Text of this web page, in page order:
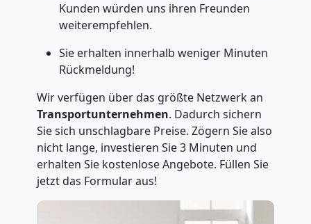
Kunden würden uns ihren Freunden
weiterempfehlen.
Sie erhalten innerhalb weniger Minuten
Rückmeldung!
Wir verfügen über das größte Netzwerk an
Transportunternehmen. Dadurch sichern
Sie sich unschlagbare Preise. Zögern Sie also
nicht lange, investieren Sie 3 Minuten und
erhalten Sie kostenlose Angebote. Füllen Sie
jetzt das Formular aus!